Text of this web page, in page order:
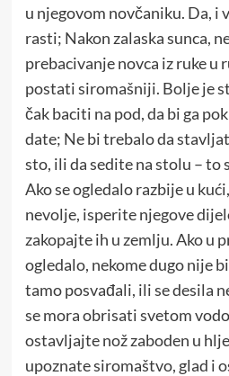
u njegovom novčaniku. Da, i
rasti; Nakon zalaska sunca,
prebacivanje novca iz ruke u
postati siromašniji. Bolje je
čak baciti na pod, da bi ga
date; Ne bi trebalo da
sto, ili da sedite na stolu – to
Ako se ogledalo razbije u
nevolje, isperite njegove
zakopajte ih u zemlju. Ako u
ogledalo, nekome dugo nije
tamo posvađali, ili se desila
se mora obrisati svetom
ostavljajte nož zaboden u
upoznate siromaštvo, glad i